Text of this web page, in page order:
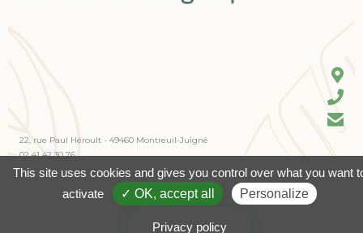
22, rue Paul Héroult - 49460 Montreuil-Juigné
02 41 42 30 76
contact@edelweiss-sa.fr
Vous souhaitez nous rejoindre ?
© 2023 Edelweiss -Mentions légales
This site uses cookies and gives you control over what you want
activate
✓ OK, accept all Personalize
Privacy policy